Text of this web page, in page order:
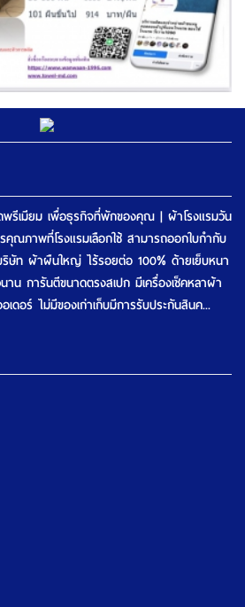
พรีเมียม เพื่อธุรกิจที่พักของคุณ | ผ้าโรงแรมวัน
คุณภาพที่โรงแรมเลือกใช้ สามารถออกใบกำกับ
ษัท ผ้าผืนใหญ่ ไร้รอยต่อ 100% ด้ายเย็บหนา
น การันตีขนาดตรงสเปก มีเครื่องเช็คหลาผ้า
ดอร์ ไม่มีของเก่าเก็บมีการรับประกันสินค...